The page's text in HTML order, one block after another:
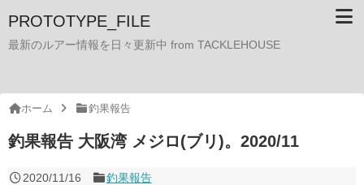
PROTOTYPE_FILE
最新のルアー情報を日々更新中 from TACKLEHOUSE
ホーム 釣果報告
釣果報告 大阪湾 メジロ(ブリ)。2020/11
2020/11/16 釣果報告